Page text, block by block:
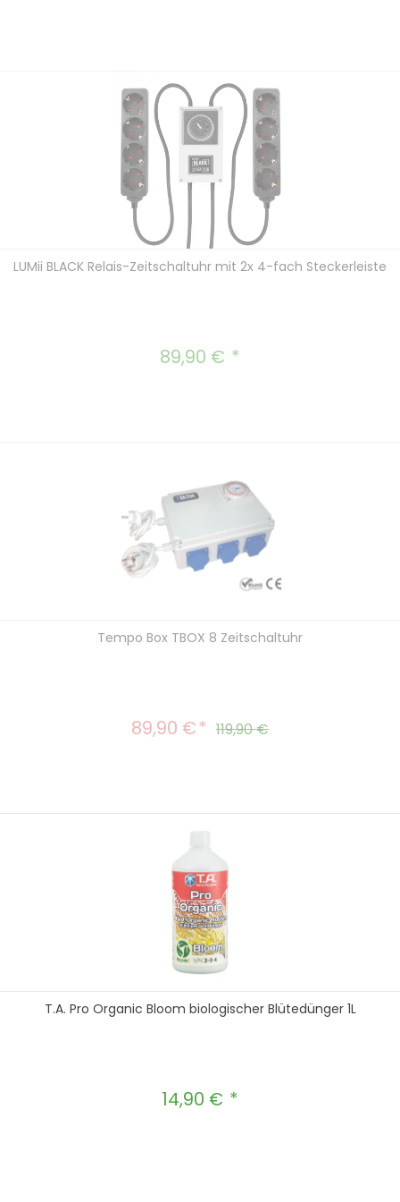
LUMii BLACK Relais-Zeitschaltuhr mit 2x 4-fach Steckerleiste
Regulärer Preis:
89,90 €
Tempo Box TBOX 8 Zeitschaltuhr
Verkaufspreis:
89,90 € Regulärer Preis:
119,90 €
T.A. Pro Organic Bloom biologischer Blütedünger 1L
Regulärer Preis:
14,90 €